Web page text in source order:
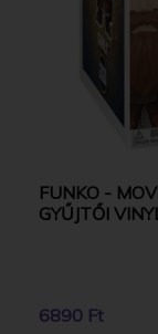
FUNKO -
GYŰJTŐI
6890 Ft